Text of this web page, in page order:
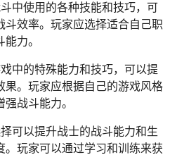
中使用的各种技能和技巧，可
斗效率。玩家应选择适合自己职
力。
中的特殊能力和技巧，可以提
果。玩家应根据自己的游戏风格
战斗能力。
可以提升战士的战斗能力和生
。玩家可以通过学习和训练来获